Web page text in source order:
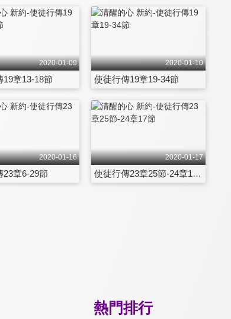
2020-01-09
19章13-18節
2020-01-10
使徒行傳19章19-34節
2020-01-16
23章6-29節
2020-01-17
使徒行傳23章25節-24章17節
熱門排行